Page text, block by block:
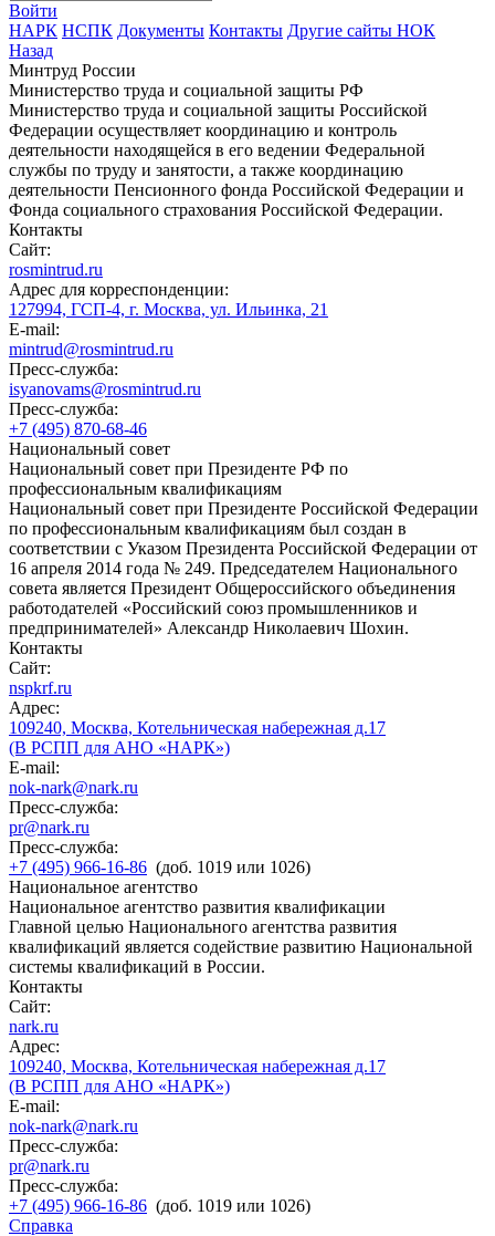
Войти
НАРК НСПК Документы Контакты Другие сайты НОК
Назад
Минтруд России
Министерство труда и социальной защиты РФ
Министерство труда и социальной защиты Российской
Федерации осуществляет координацию и контроль
деятельности находящейся в его ведении Федеральной
службы по труду и занятости, а также координацию
деятельности Пенсионного фонда Российской Федерации и
Фонда социального страхования Российской Федерации.
Контакты
Сайт:
rosmintrud.ru
Адрес для корреспонденции:
127994, ГСП-4, г. Москва, ул. Ильинка, 21
E-mail:
mintrud@rosmintrud.ru
Пресс-служба:
isyanovams@rosmintrud.ru
Пресс-служба:
+7 (495) 870-68-46
Национальный совет
Национальный совет при Президенте РФ по
профессиональным квалификациям
Национальный совет при Президенте Российской Федерации
по профессиональным квалификациям был создан в
соответствии с Указом Президента Российской Федерации от
16 апреля 2014 года № 249. Председателем Национального
совета является Президент Общероссийского объединения
работодателей «Российский союз промышленников и
предпринимателей» Александр Николаевич Шохин.
Контакты
Сайт:
nspkrf.ru
Адрес:
109240, Москва, Котельническая набережная д.17
(В РСПП для АНО «НАРК»)
E-mail:
nok-nark@nark.ru
Пресс-служба:
pr@nark.ru
Пресс-служба:
+7 (495) 966-16-86 (доб. 1019 или 1026)
Национальное агентство
Национальное агентство развития квалификации
Главной целью Национального агентства развития
квалификаций является содействие развитию Национальной
системы квалификаций в России.
Контакты
Сайт:
nark.ru
Адрес:
109240, Москва, Котельническая набережная д.17
(В РСПП для АНО «НАРК»)
E-mail:
nok-nark@nark.ru
Пресс-служба:
pr@nark.ru
Пресс-служба:
+7 (495) 966-16-86 (доб. 1019 или 1026)
Справка